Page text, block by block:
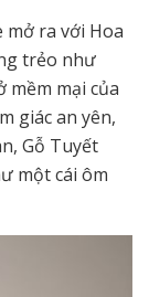
ra với Hoa
trẻo như
mại của
giác an yên,
Gỗ Tuyết
một cái ôm